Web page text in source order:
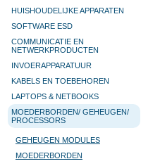
HUISHOUDELIJKE APPARATEN
SOFTWARE ESD
COMMUNICATIE EN
NETWERKPRODUCTEN
INVOERAPPARATUUR
KABELS EN TOEBEHOREN
LAPTOPS & NETBOOKS
MOEDERBORDEN/ GEHEUGEN/
PROCESSORS
GEHEUGEN MODULES
MOEDERBORDEN